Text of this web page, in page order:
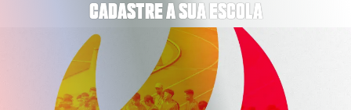
CADAST REASUA ESCO LA